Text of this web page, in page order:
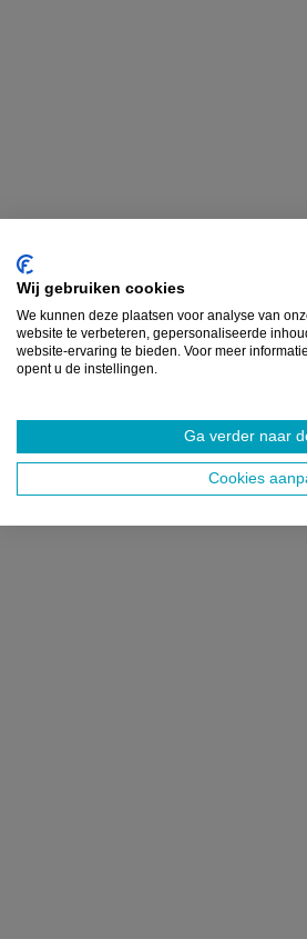
Wij gebruiken cookies
We kunnen deze plaatsen voor analyse van
website te verbeteren, gepersonaliseerde
website-ervaring te bieden. Voor meer
opent u de instellingen.
Ga verder naar
Cookies